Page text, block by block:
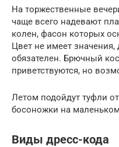
На торжественные
чаще всего надевают
колен, фасон которых
Цвет не имеет значения,
обязателен. Брючный
приветствуются, но
Летом подойдут туфли
босоножки на
Виды дресс-кода